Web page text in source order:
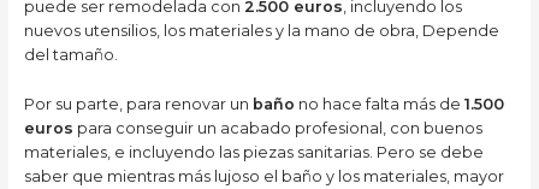
puede ser remodelada con 2.500 euros, incluyendo los
nuevos utensilios, los materiales y la mano de obra, Depende
del tamaño.
Por su parte, para renovar un baño no hace falta más de 1.500
euros para conseguir un acabado profesional, con buenos
materiales, e incluyendo las piezas sanitarias. Pero se debe
saber que mientras más lujoso el baño y los materiales, mayor